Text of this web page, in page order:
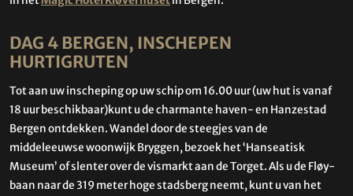
DAG 4 BERGEN, INSCHEPEN
HURTIGRUTEN
Tot aan uw inscheping op uw schip om 16.00 uur (uw hut is vanaf
18 uur beschikbaar)kunt u de charmante haven- en Hanzestad
Bergen ontdekken. Wandel door de steegjes van de
middeleeuwse woonwijk Bryggen, bezoek het ‘Hanseatisk
Museum’ of slenter over de vismarkt aan de Torget. Als u de Fløy-
baan naar de 319 meter hoge stadsberg neemt, kunt u van het